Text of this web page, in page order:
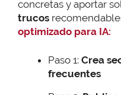
concretas y aportar
trucos
optimizado para IA:
Paso 1: Crea
frecuentes